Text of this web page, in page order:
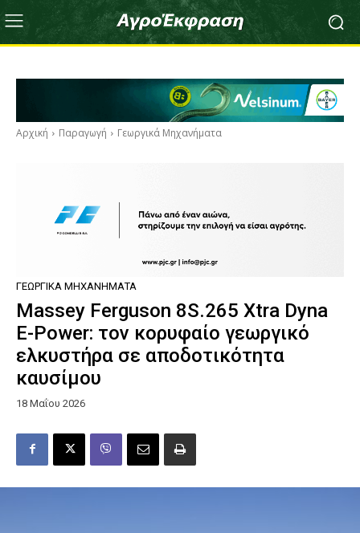
Αρχική Παραγωγή Γεωργικά Μηχανήματα
ΓΕΩΡΓΙΚΆ ΜΗΧΑΝΉΜΑΤΑ
Massey Ferguson 8S.265 Xtra Dyna
E-Power: τον κορυφαίο γεωργικό
ελκυστήρα σε αποδοτικότητα
καυσίμου
18 Μαΐου 2026